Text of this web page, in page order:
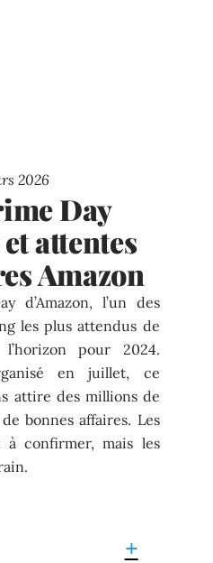
2026
Day
attentes
Amazon
d’Amazon, l’un des
les plus attendus de
pour 2024.
en juillet, ce
attire des millions de
bonnes affaires. Les
à confirmer, mais les